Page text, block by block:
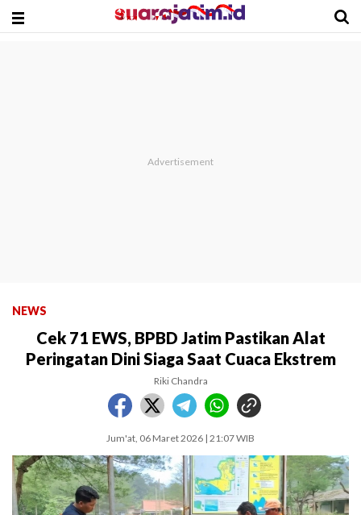
NEWS
Cek 71 EWS, BPBD Jatim Pastikan Alat
Peringatan Dini Siaga Saat Cuaca Ekstrem
Riki Chandra
Jum'at, 06 Maret 2026 | 21:07 WIB